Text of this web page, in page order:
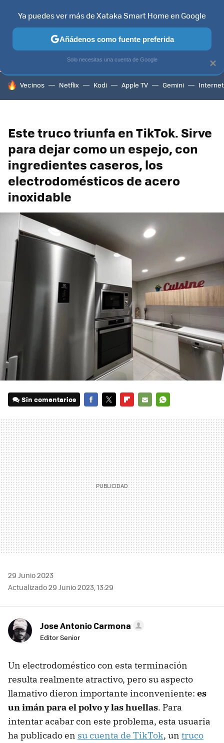
TELEVISORES CONTENIDOS SMART TV SELECCIÓN
HOY SE HABLA DE
Vecinos Netflix Kodi Apple TV Gemini Internet
Este truco triunfa en TikTok. Sirve
para dejar como un espejo, con
ingredientes caseros, los
electrodomésticos de acero
inoxidable
Sin comentarios
MAIL
29 Junio 2023
Actualizado 29 Junio 2023, 13:29
Jose Antonio Carmona
Editor Senior
Un electrodoméstico con esta terminación
resulta realmente atractivo, pero su aspecto
llamativo dieron importante inconveniente: es
un imán para el polvo y las huellas. Para
intentar acabar con este problema, esta usuaria
ha publicado en su cuenta de TikTok, un truco
×
Ya puedes ver más de Xataka Smart Home en Google
Añádenos como fuente preferida
Solo necesitas una cuenta de Google